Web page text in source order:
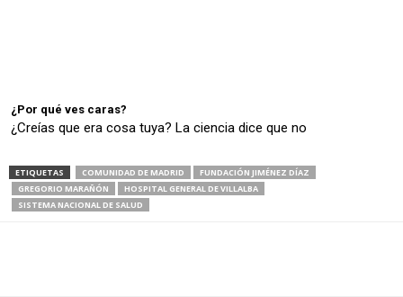
¿Por qué ves caras?
¿Creías que era cosa tuya? La ciencia dice que no
ETIQUETAS COMUNIDAD DE MADRID
FUNDACIÓN JIMÉNEZ DÍAZ
GREGORIO MARAÑÓN
HOSPITAL GENERAL DE VILLALBA
SISTEMA NACIONAL DE SALUD